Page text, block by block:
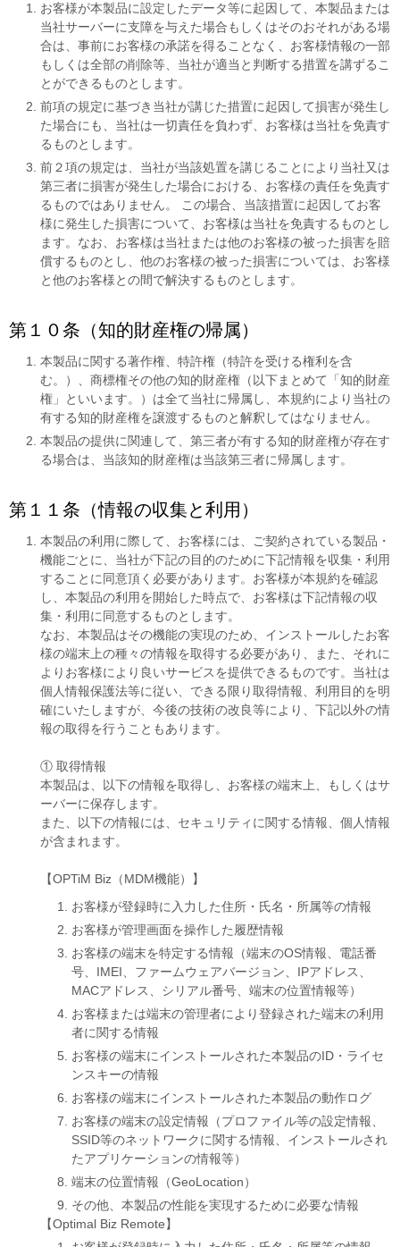
お客様が本製品に設定したデータ等に起因して、本製品または
当社サーバーに支障を与えた場合もしくはそのおそれがある場
合は、事前にお客様の承諾を得ることなく、お客様情報の一部
もしくは全部の削除等、当社が適当と判断する措置を講ずるこ
とができるものとします。
前項の規定に基づき当社が講じた措置に起因して損害が発生し
た場合にも、当社は一切責任を負わず、お客様は当社を免責す
るものとします。
前２項の規定は、当社が当該処置を講じることにより当社又は
第三者に損害が発生した場合における、お客様の責任を免責す
るものではありません。 この場合、当該措置に起因してお客
様に発生した損害について、お客様は当社を免責するものとし
ます。なお、お客様は当社または他のお客様の被った損害を賠
償するものとし、他のお客様の被った損害については、お客様
と他のお客様との間で解決するものとします。
第１０条（知的財産権の帰属）
本製品に関する著作権、特許権（特許を受ける権利を含
む。）、商標権その他の知的財産権（以下まとめて「知的財産
権」といいます。）は全て当社に帰属し、本規約により当社の
有する知的財産権を譲渡するものと解釈してはなりません。
本製品の提供に関連して、第三者が有する知的財産権が存在す
る場合は、当該知的財産権は当該第三者に帰属します。
第１１条（情報の収集と利用）
本製品の利用に際して、お客様には、ご契約されている製品・
機能ごとに、当社が下記の目的のために下記情報を収集・利用
することに同意頂く必要があります。お客様が本規約を確認
し、本製品の利用を開始した時点で、お客様は下記情報の収
集・利用に同意するものとします。
なお、本製品はその機能の実現のため、インストールしたお客
様の端末上の種々の情報を取得する必要があり、また、それに
よりお客様により良いサービスを提供できるものです。当社は
個人情報保護法等に従い、できる限り取得情報、利用目的を明
確にいたしますが、今後の技術の改良等により、下記以外の情
報の取得を行うこともあります。
① 取得情報
本製品は、以下の情報を取得し、お客様の端末上、もしくはサ
ーバーに保存します。
また、以下の情報には、セキュリティに関する情報、個人情報
が含まれます。
【OPTiM Biz（MDM機能）】
お客様が登録時に入力した住所・氏名・所属等の情報
お客様が管理画面を操作した履歴情報
お客様の端末を特定する情報（端末のOS情報、電話番
号、IMEI、ファームウェアバージョン、IPアドレス、
MACアドレス、シリアル番号、端末の位置情報等）
お客様または端末の管理者により登録された端末の利用
者に関する情報
お客様の端末にインストールされた本製品のID・ライセ
ンスキーの情報
お客様の端末にインストールされた本製品の動作ログ
お客様の端末の設定情報（プロファイル等の設定情報、
SSID等のネットワークに関する情報、インストールされ
たアプリケーションの情報等）
端末の位置情報（GeoLocation）
その他、本製品の性能を実現するために必要な情報
【Optimal Biz Remote】